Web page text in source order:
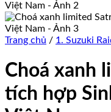
Trang chủ / 1. Suzuki
Choá xanh
tích hợp